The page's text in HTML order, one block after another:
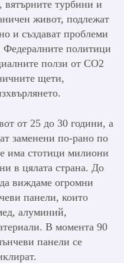
вятърните турбини и
живот, подлежат
и създават проблеми
Федералните политици
ползи от CO2
щети,
от 25 до 30 години, а
заменени по-рано по
има стотици милиони
в цялата страна. До
виждаме огромни
панели, които
алуминий,
В момента 90
панели се